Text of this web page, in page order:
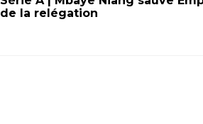
de la relégation